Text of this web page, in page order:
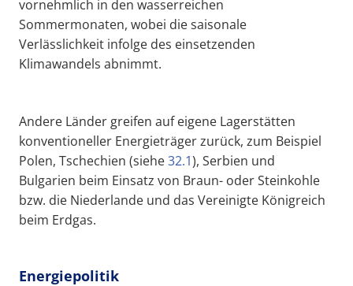
vornehmlich in den wasserreichen
Sommermonaten, wobei die saisonale
Verlässlichkeit infolge des einsetzenden
Klimawandels abnimmt.
Andere Länder greifen auf eigene Lagerstätten
konventioneller Energieträger zurück, zum Beispiel
Polen, Tschechien (siehe32.1), Serbien und
Bulgarien beim Einsatz von Braun- oder Steinkohle
bzw. die Niederlande und das Vereinigte Königreich
beim Erdgas.
Energiepolitik